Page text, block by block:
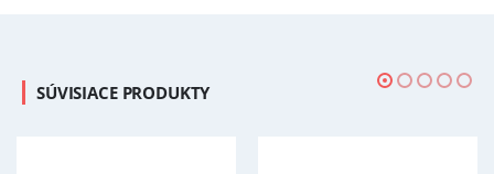
SÚVISIACE PRODUKTY